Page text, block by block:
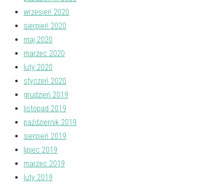
wrzesień 2020
sierpień 2020
maj 2020
marzec 2020
luty 2020
styczeń 2020
grudzień 2019
listopad 2019
październik 2019
sierpień 2019
lipiec 2019
marzec 2019
luty 2019